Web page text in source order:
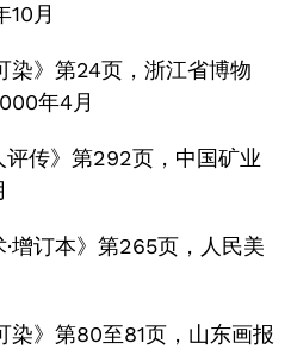
10月
》第24页，浙江省博物
年4月
传》第292页，中国矿业
订本》第265页，人民美
》第80至81页，山东画报